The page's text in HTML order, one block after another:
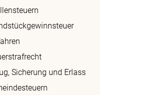
Sicherung und Erlass
Eröffnung der
Vertragliche
Verjährung,
Einsprache,
Gebühren,
Revision,
etc. sind die